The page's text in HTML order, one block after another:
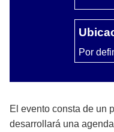
Por
El evento consta de un
desarrollará una